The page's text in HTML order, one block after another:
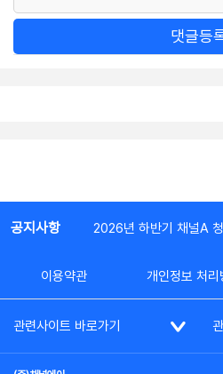
댓글등
공지사항 2026년 하반기 채널A
이용약관 개인정보 처리
관련사이트 바로가기